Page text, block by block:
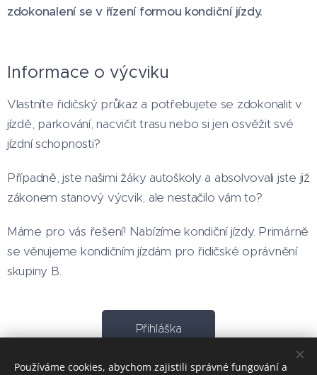
zdokonalení se v řízení formou kondiční jízdy.
Informace o výcviku
Vlastníte řidičský průkaz a potřebujete se zdokonalit v
jízdě, parkování, nacvičit trasu nebo si jen osvěžit své
jízdní schopnosti?
Případně, jste našimi žáky autoškoly a absolvovali jste již
zákonem stanový výcvik, ale nestačilo vám to?
Máme pro vás řešení! Nabízíme kondiční jízdy. Primárně
se věnujeme kondičním jízdám pro řidičské oprávnění
skupiny B.
Přihláška
Používáme cookies, abychom zajistili správné fungování a